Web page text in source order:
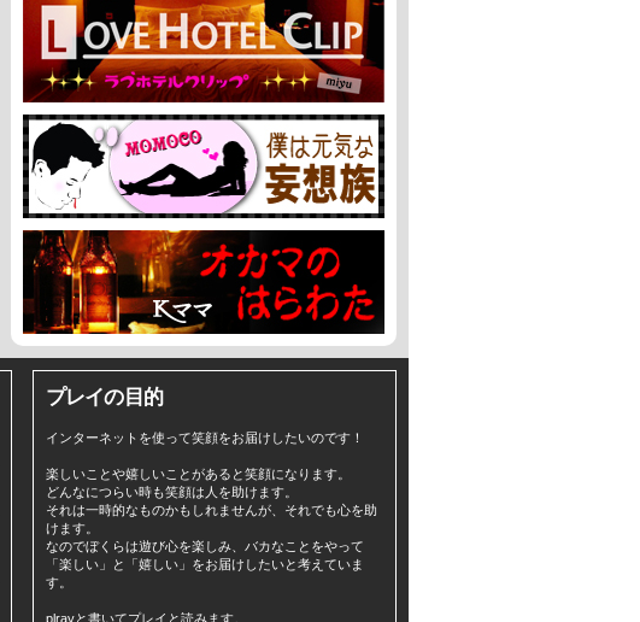
プレイの目的
インターネットを使って笑顔をお届けしたいのです！
楽しいことや嬉しいことがあると笑顔になります。
どんなにつらい時も笑顔は人を助けます。
それは一時的なものかもしれませんが、それでも心を助
けます。
なのでぼくらは遊び心を楽しみ、バカなことをやって
「楽しい」と「嬉しい」をお届けしたいと考えていま
す。
plrayと書いてプレイと読みます。